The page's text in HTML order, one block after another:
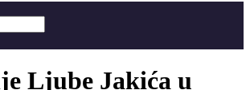
Ljube Jakića u